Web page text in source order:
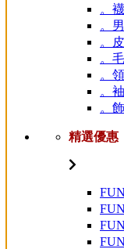
。
。
。
。
。
。
。
精選優惠